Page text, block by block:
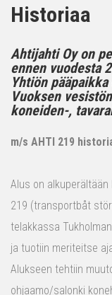
Historiaa
Ahtijahti Oy on
ennen vuodesta
Yhtiön
Vuoksen
koneiden-,
m/s AHTI 219
Alus on alkuperältään
219 (transportbåt
telakkassa
ja tuotiin meriteitse
Alukseen tehtiin
ohjaamo/salonki